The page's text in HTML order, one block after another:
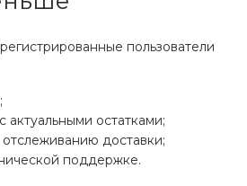
пользователи
актуальными остатками;
отслеживанию доставки;
поддержке.